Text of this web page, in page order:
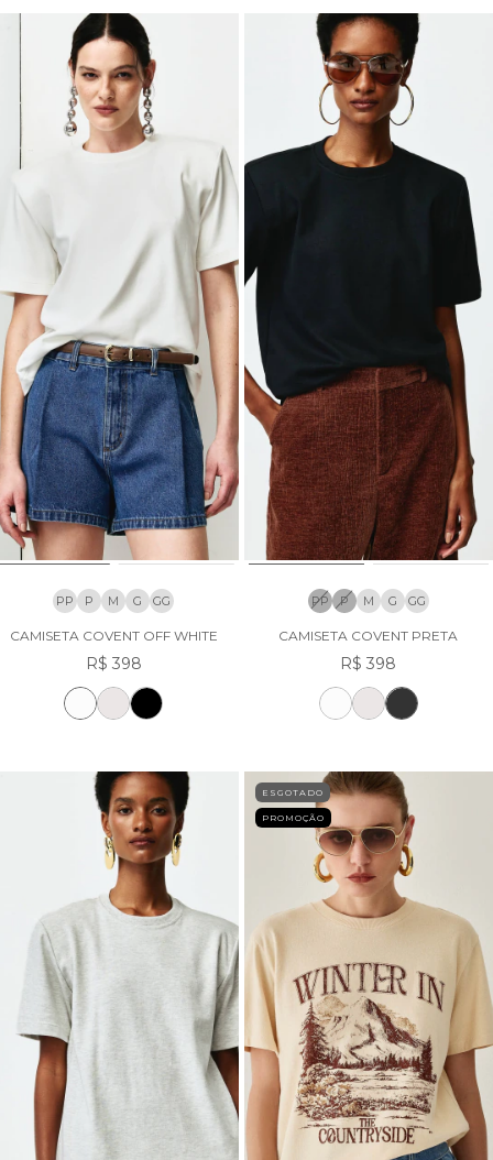
PP P M G GG
CAMISETA COVENT OFF WHITE
R$ 398
PP P M G GG
CAMISETA COVENT PRETA
R$ 398
ESGOTADO
PROMOÇÃO